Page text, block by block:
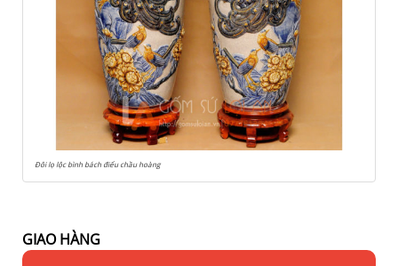
Đôi lọ lộc bình bách điểu chầu hoàng
GIAO HÀNG